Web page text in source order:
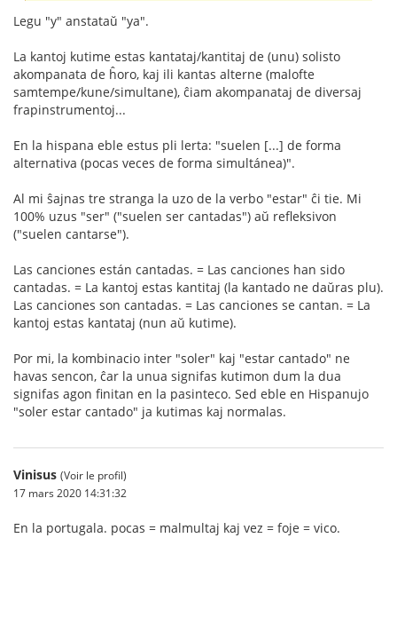
Legu "y" anstataŭ "ya".
La kantoj kutime estas kantataj/kantitaj de (unu) solisto
akompanata de ĥoro, kaj ili kantas alterne (malofte
samtempe/kune/simultane), ĉiam akompanataj de diversaj
frapinstrumentoj...
En la hispana eble estus pli lerta: "suelen [...] de forma
alternativa (pocas veces de forma simultánea)".
Al mi ŝajnas tre stranga la uzo de la verbo "estar" ĉi tie. Mi
100% uzus "ser" ("suelen ser cantadas") aŭ refleksivon
("suelen cantarse").
Las canciones están cantadas. = Las canciones han sido
cantadas. = La kantoj estas kantitaj (la kantado ne daŭras plu).
Las canciones son cantadas. = Las canciones se cantan. = La
kantoj estas kantataj (nun aŭ kutime).
Por mi, la kombinacio inter "soler" kaj "estar cantado" ne
havas sencon, ĉar la unua signifas kutimon dum la dua
signifas agon finitan en la pasinteco. Sed eble en Hispanujo
"soler estar cantado" ja kutimas kaj normalas.
Vinisus (Voir le profil)
17 mars 2020 14:31:32
En la portugala. pocas = malmultaj kaj vez = foje = vico.